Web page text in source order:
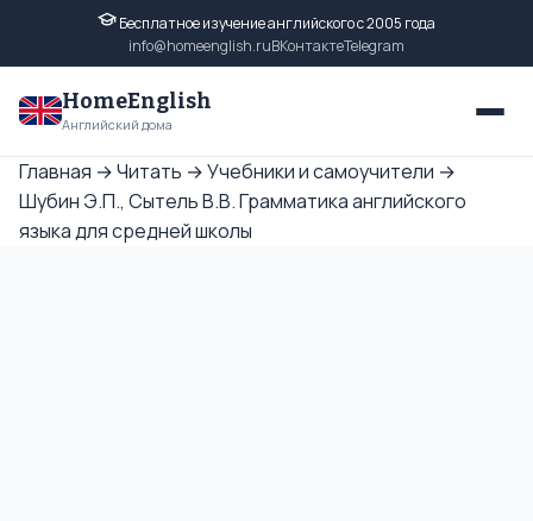
Бесплатное изучение английского с 2005 года
info@homeenglish.ruВКонтактеTelegram
HomeEnglish
Английский дома
Главная →Читать →Учебники и самоучители →
Шубин Э.П., Сытель В.В. Грамматика английского
языка для средней школы